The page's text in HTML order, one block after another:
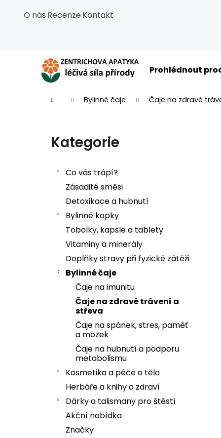
O nás·Recenze·Kontakt
Prohlédnout
Domů Bylinné čaje Čaje na zdravé
Přeskočit kategorie
Kategorie
Co vás trápí?
Zásadité směsi
Detoxikace a hubnutí
Bylinné kapky
Tobolky, kapsle a tablety
Vitaminy a minerály
Doplňky stravy při fyzické zátěži
Bylinné čaje
Čaje na imunitu
Čaje na zdravé trávení a
střeva
Čaje na spánek, stres, paměť
a mozek
Čaje na hubnutí a podporu
metabolismu
Kosmetika a péče o tělo
Herbáře a knihy o zdraví
Dárky a talismany pro štěstí
Akční nabídka
Značky
Košík